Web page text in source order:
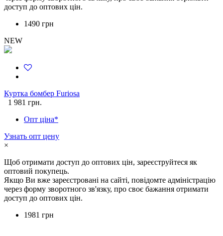
доступ до оптових цін.
1490 грн
NEW
Куртка бомбер Furiosa
1 981 грн.
Опт ціна*
Узнать опт цену
×
Щоб отримати доступ до оптових цін, зареєструйтеся як
оптовий покупець.
Якщо Ви вже зареєстровані на сайті, повідомте адміністрацію
через форму зворотного зв'язку, про своє бажання отримати
доступ до оптових цін.
1981 грн